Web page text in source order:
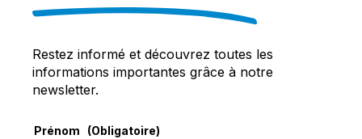
Restez informé et découvrez toutes les
informations importantes grâce à notre
newsletter.
(Obligatoire)